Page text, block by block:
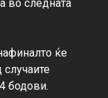
во следната
ќе
бодови.